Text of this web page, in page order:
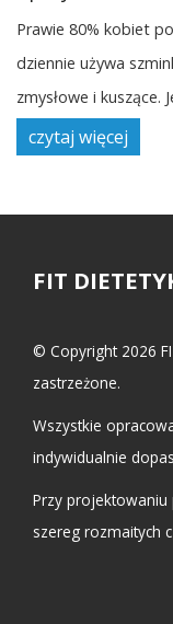
Prawie 80% kobiet
dziennie używa
zmysłowe i kuszące.
czytaj więcej
FIT
© Copyright 2026
zastrzeżone.
Wszystkie
indywidualnie
Przy
szereg rozmaitych